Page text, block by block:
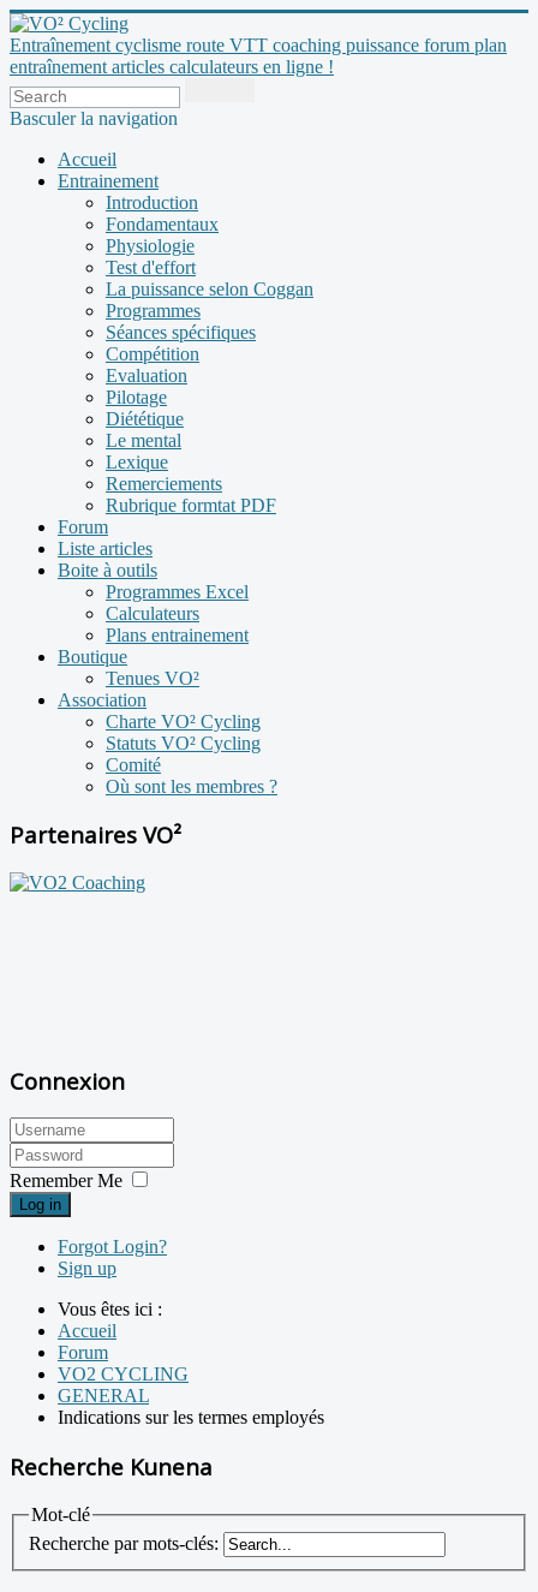
Entraînement cyclisme route VTT coaching puissance forum plan
entraînement articles calculateurs en ligne !
Basculer la navigation
Accueil
Entrainement
Introduction
Fondamentaux
Physiologie
Test d'effort
La puissance selon Coggan
Programmes
Séances spécifiques
Compétition
Evaluation
Pilotage
Diététique
Le mental
Lexique
Remerciements
Rubrique formtat PDF
Forum
Liste articles
Boite à outils
Programmes Excel
Calculateurs
Plans entrainement
Boutique
Tenues VO²
Association
Charte VO² Cycling
Statuts VO² Cycling
Comité
Où sont les membres ?
Partenaires VO²
Connexion
Remember Me
Log in
Forgot Login?
Sign up
Vous êtes ici :
Accueil
Forum
VO2 CYCLING
GENERAL
Indications sur les termes employés
Recherche Kunena
Mot-clé
Recherche par mots-clés: